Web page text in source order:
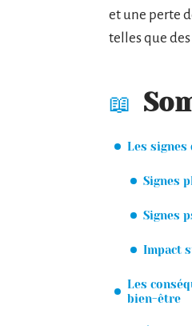
et une perte
telles que
Les
Signes
Signes
Impact
Les
bien-être